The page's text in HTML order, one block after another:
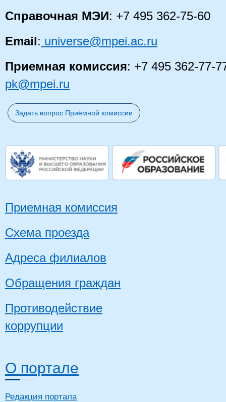
Справочная МЭИ: +7 495 362-75-60
Email: universe@mpei.ac.ru
Приемная комиссия: +7 495 362-77-
pk@mpei.ru
Задать вопрос Приёмной комиссии
Приемная комиссия
Схема проезда
Адреса филиалов
Обращения граждан
Противодействие
коррупции
О портале
Редакция портала